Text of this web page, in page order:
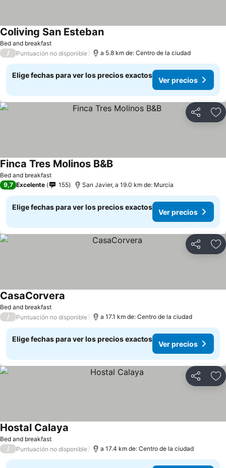
Bed and breakfast
Coliving San Esteban
/ Puntuación no disponible a 5.8 km de: Centro de la ciudad
Elige fechas para ver los precios exactos
Ver precios
Compartir
Bed and breakfast
Finca Tres Molinos B&B
9,7 Excelente 155 San Javier, a 19.0 km de: Murcia
Elige fechas para ver los precios exactos
Ver precios
Compartir
Bed and breakfast
CasaCorvera
/ Puntuación no disponible a 17.1 km de: Centro de la ciudad
Elige fechas para ver los precios exactos
Ver precios
Compartir
Bed and breakfast
Hostal Calaya
/ Puntuación no disponible a 17.4 km de: Centro de la ciudad